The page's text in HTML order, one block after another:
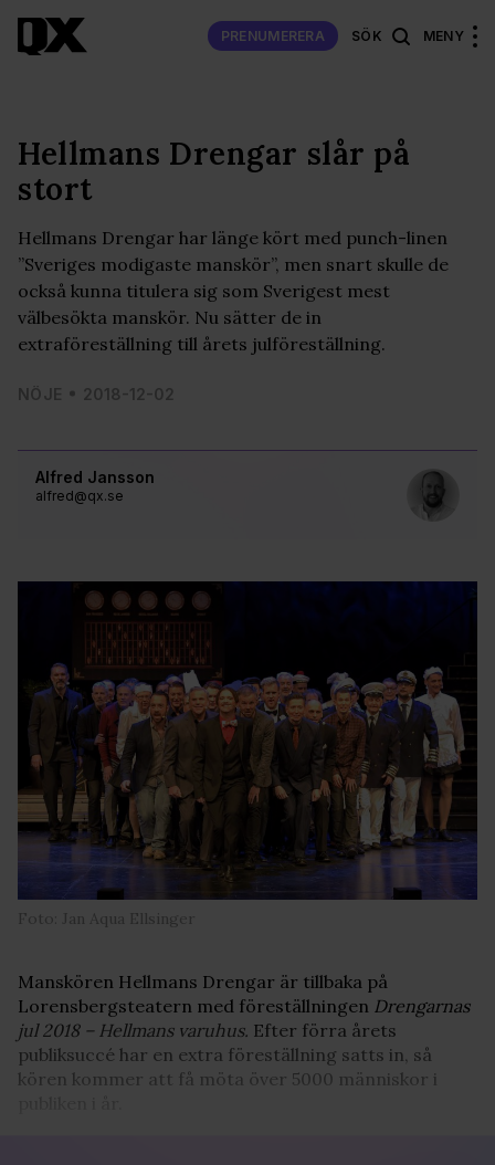
PRENUMERERA SÖK MENY
Alfred Jansson
alfred@qx.se
Hellmans Drengar slår på
stort
Hellmans Drengar har länge kört med punch-linen
”Sveriges modigaste manskör”, men snart skulle de
också kunna titulera sig som Sverigest mest
välbesökta manskör. Nu sätter de in
extraföreställning till årets julföreställning.
NÖJE 2018-12-02
Foto: Jan Aqua Ellsinger
Manskören Hellmans Drengar är tillbaka på
Lorensbergsteatern med föreställningen Drengarnas
jul 2018 – Hellmans varuhus. Efter förra årets
publiksuccé har en extra föreställning satts in, så
kören kommer att få möta över 5000 människor i